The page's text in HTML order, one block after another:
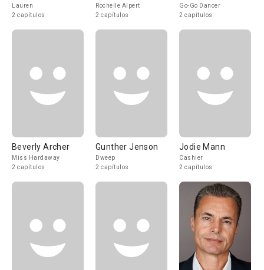
Lauren
2 capítulos
Rochelle Alpert
2 capítulos
Go-Go Dancer
2 capítulos
Beverly Archer
Miss Hardaway
2 capítulos
Gunther Jenson
Dweep
2 capítulos
Jodie Mann
Cashier
2 capítulos